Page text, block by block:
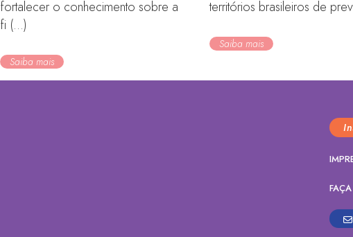
fortalecer o conhecimento sobre a
fi (...)
Saiba mais
territórios brasileiros de
Saiba mais